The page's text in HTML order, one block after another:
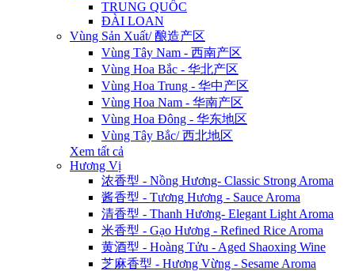
TRUNG QUỐC
ĐÀI LOAN
Vùng Sản Xuất/ 酿造产区
Vùng Tây Nam - 西南产区
Vùng Hoa Bắc - 华北产区
Vùng Hoa Trung - 华中产区
Vùng Hoa Nam - 华南产区
Vùng Hoa Đông - 华东地区
Vùng Tây Bắc/ 西北地区
Xem tất cả
Hương Vị
浓香型 - Nồng Hương- Classic Strong Aroma
酱香型 - Tương Hương - Sauce Aroma
清香型 - Thanh Hương- Elegant Light Aroma
米香型 - Gạo Hương - Refined Rice Aroma
黄酒型 - Hoàng Tửu - Aged Shaoxing Wine
芝麻香型 - Hương Vừng - Sesame Aroma